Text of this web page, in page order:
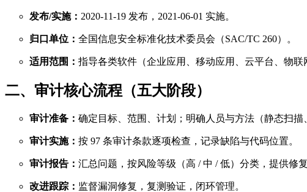
发布/实施： 2020-11-19 发布，2021-06-01 实施。
归口单位： 全国信息安全标准化技术委员会（SAC/TC 260）。
适用范围： 指导各类软件（企业应用、移动应用、云平台、物
二、审计核心流程（五大阶段）
审计准备： 确定目标、范围、计划；明确人员与方法（静态扫描
审计实施： 按 97 条审计条款逐项检查，记录缺陷与代码位置。
审计报告： 汇总问题，按风险等级（高 / 中 / 低）分类，提供修复
改进跟踪： 监督漏洞修复，复测验证，闭环管理。